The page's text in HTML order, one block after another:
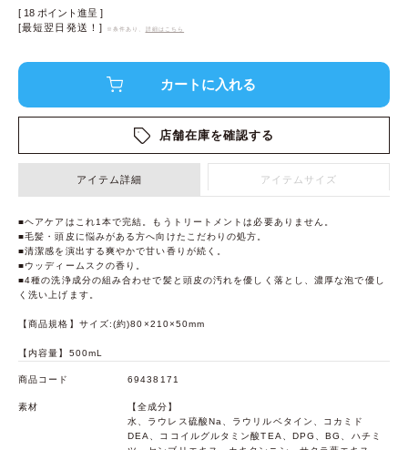
[ 18 ポイント進呈 ]
[最短翌日発送！]
※条件あり、 詳細はこちら
店舗在庫を確認する
アイテム詳細 アイテムサイズ
■ヘアケアはこれ1本で完結。もうトリートメントは必要ありません。
■毛髪・頭皮に悩みがある方へ向けたこだわりの処方。
■清潔感を演出する爽やかで甘い香りが続く。
■ウッディームスクの香り。
■4種の洗浄成分の組み合わせで髪と頭皮の汚れを優しく落とし、濃厚な泡で優し
く洗い上げます。
【商品規格】サイズ:(約)80×210×50mm
【内容量】500mL
商品コード 69438171
素材
【全成分】
水、ラウレス硫酸Na、ラウリルベタイン、コカミド
DEA、ココイルグルタミン酸TEA、DPG、BG、ハチミ